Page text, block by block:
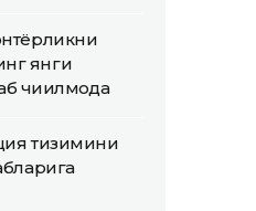
янги
чиқилмоқда
тизимини